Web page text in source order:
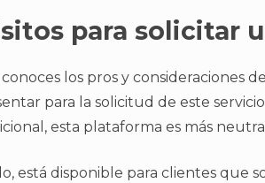
para solicitar
los pros y consideraciones
para la solicitud de este
esta plataforma es más
está disponible para clientes que